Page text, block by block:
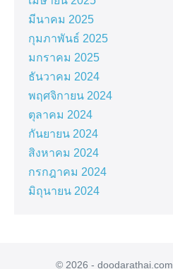
มีนาคม 2025
กุมภาพันธ์ 2025
มกราคม 2025
ธันวาคม 2024
พฤศจิกายน 2024
ตุลาคม 2024
กันยายน 2024
สิงหาคม 2024
กรกฎาคม 2024
มิถุนายน 2024
© 2026 -